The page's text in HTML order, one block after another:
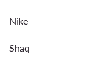
Nike
Shaq